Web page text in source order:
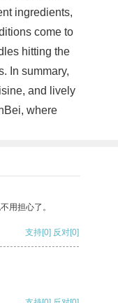
ingredients,
come to
hitting the
In summary,
and lively
where
用担心了。
支持[0] 反对[0]